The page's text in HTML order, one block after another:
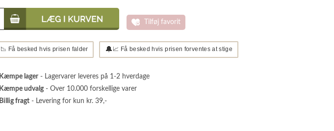
Tilføj favorit
📉 Få besked hvis prisen falder 🔔 📈 Få besked hvis prisen forventes at stige
Kæmpe lager - Lagervarer leveres på 1-2 hverdage
Kæmpe udvalg- Over 10.000 forskellige varer
Billig fragt - Levering for kun kr. 39,-